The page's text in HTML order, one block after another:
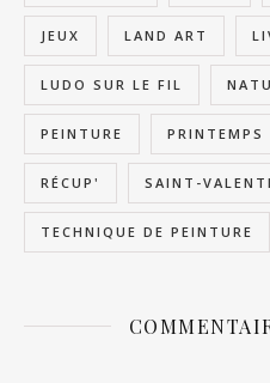
JEUX LAND ART
LUDO SUR LE FIL
PEINTURE PRINTEMPS
RÉCUP' SAINT-
TECHNIQUE DE PEINTURE